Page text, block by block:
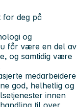
for deg på
og
får være en del av
og samtidig være
medarbeidere
god, helhetlig og
innen